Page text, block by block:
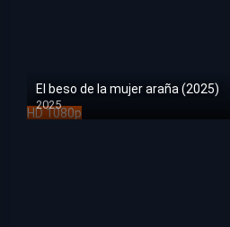
El beso de la mujer araña (2025)
2025
HD 1080p